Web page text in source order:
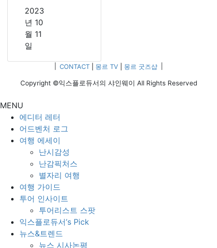
2023
년 10
월 11
일
CONTACT 몽르 TV 몽르 굿즈샵
Copyright ©익스플로듀서의 샤인웨이 All Rights Reserved
MENU
에디터 레터
어드벤처 로그
여행 에세이
난시감성
난감픽처스
별자리 여행
여행 가이드
투어 인사이트
투어리스트 스팟
익스플로듀서’s Pick
뉴스&트렌드
뉴스 시사논평